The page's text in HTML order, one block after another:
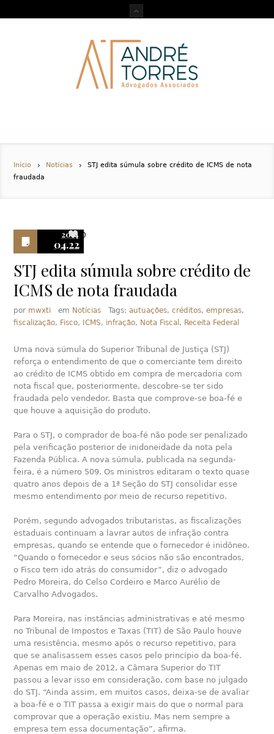
Início Notícias
STJ edita súmula sobre crédito de ICMS de nota
fraudada
2014
04.22
0
STJ edita súmula sobre crédito de
ICMS de nota fraudada
por mwxti em Notícias Tags:autuações,créditos,empresas,
fiscalização, Fisco, ICMS, infração, Nota Fiscal , Receita Federal
Uma nova súmula do Superior Tribunal de Justiça (STJ)
reforça o entendimento de que o comerciante tem direito
ao crédito de ICMS obtido em compra de mercadoria com
nota fiscal que, posteriormente, descobre-se ter sido
fraudada pelo vendedor. Basta que comprove-se boa-fé e
que houve a aquisição do produto.
Para o STJ, o comprador de boa-fé não pode ser penalizado
pela verificação posterior de inidoneidade da nota pela
Fazenda Pública. A nova súmula, publicada na segunda-
feira, é a número 509. Os ministros editaram o texto quase
quatro anos depois de a 1ª Seção do STJ consolidar esse
mesmo entendimento por meio de recurso repetitivo.
Porém, segundo advogados tributaristas, as fiscalizações
estaduais continuam a lavrar autos de infração contra
empresas, quando se entende que o fornecedor é inidôneo.
“Quando o fornecedor e seus sócios não são encontrados,
o Fisco tem ido atrás do consumidor”, diz o advogado
Pedro Moreira, do Celso Cordeiro e Marco Aurélio de
Carvalho Advogados.
Para Moreira, nas instâncias administrativas e até mesmo
no Tribunal de Impostos e Taxas (TIT) de São Paulo houve
uma resistência, mesmo após o recurso repetitivo, para
que se analisassem esses casos pelo princípio da boa-fé.
Apenas em maio de 2012, a Câmara Superior do TIT
passou a levar isso em consideração, com base no julgado
do STJ. “Ainda assim, em muitos casos, deixa-se de avaliar
a boa-fé e o TIT passa a exigir mais do que o normal para
comprovar que a operação existiu. Mas nem sempre a
empresa tem essa documentação”, afirma.